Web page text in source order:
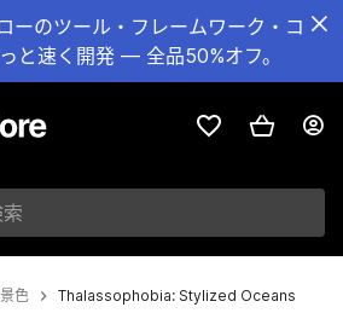
ーのツール・フレームワーク・コ
と速く開発 — 全品50%オフ。
景色 Thalassophobia: Stylized Oceans